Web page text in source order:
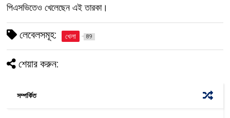
পিএসভিতেও খেলেছেন এই তারকা।
লেবেলসমূহ: খেলা 89
শেয়ার করুন:
সম্পর্কিত